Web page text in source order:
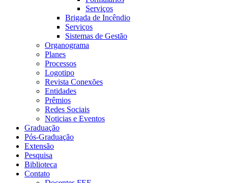
Serviços
Brigada de Incêndio
Serviços
Sistemas de Gestão
Organograma
Planes
Processos
Logotipo
Revista Conexões
Entidades
Prêmios
Redes Sociais
Noticias e Eventos
Graduação
Pós-Graduação
Extensão
Pesquisa
Biblioteca
Contato